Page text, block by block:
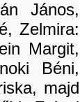
János,
Zelmira:
Margit,
Béni,
majd